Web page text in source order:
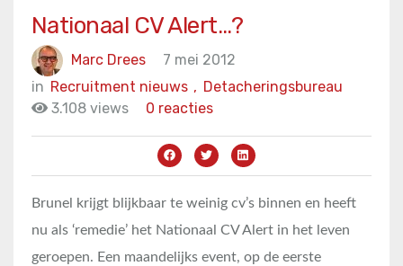
Nationaal CV Alert…?
Marc Drees
7 mei 2012
in
Detacheringsbureau
Recruitment nieuws ,
3.108 views
0 reacties
Brunel krijgt blijkbaar te weinig cv’s binnen en heeft
nu als ‘remedie’ het Nationaal CV Alert in het leven
geroepen. Een maandelijks event, op de eerste